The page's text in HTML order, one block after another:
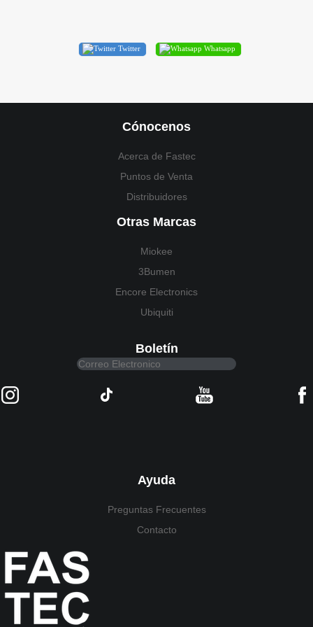
Twitter Whatsapp
Cónocenos
Acerca de Fastec
Puntos de Venta
Distribuidores
Otras Marcas
Miokee
3Bumen
Encore Electronics
Ubiquiti
Boletín
Ayuda
Preguntas Frecuentes
Contacto